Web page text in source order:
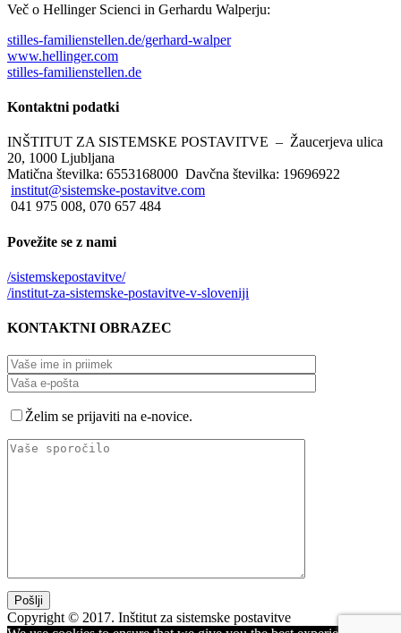
Več o Hellinger Scienci in Gerhardu Walperju:
stilles-familienstellen.de/gerhard-walper
www.hellinger.com
stilles-familienstellen.de
Kontaktni podatki
INŠTITUT ZA SISTEMSKE POSTAVITVE – Žaucerjeva ulica
20, 1000 Ljubljana
Matična številka: 6553168000 Davčna številka: 19696922
institut@sistemske-postavitve.com
041 975 008, 070 657 484
Povežite se z nami
/sistemskepostavitve/
/institut-za-sistemske-postavitve-v-sloveniji
KONTAKTNI OBRAZEC
Želim se prijaviti na e-novice.
Copyright © 2017. Inštitut za sistemske postavitve